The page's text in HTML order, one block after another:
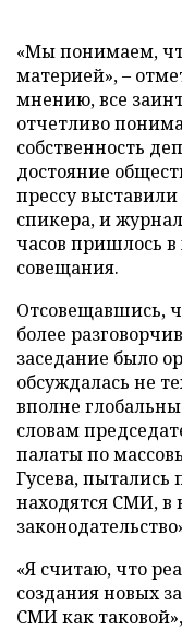
«Мы понимаем,
материей», –
мнению, все
отчетливо
собственность
достояние
прессу
спикера, и
часов пришлось в
совещания.
Отсовещавшись,
более
заседание было
обсуждалась не
вполне
словам
палаты по
Гусева, пытались
находятся СМИ, в
«Я считаю, что
создания новых
СМИ как таковой»,